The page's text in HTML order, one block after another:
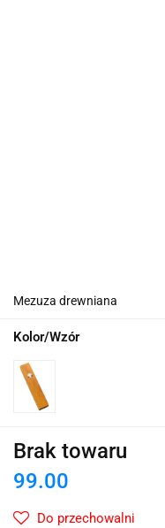
Mezuza drewniana
Kolor/Wzór
Brak towaru
99.00
Do przechowalni